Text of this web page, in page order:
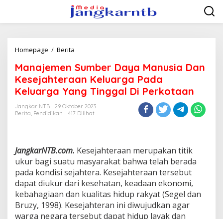
konten
Homepage / Berita
Daya
Manusia
Dan
Kesejahteraan
Keluarga
Pada
Di
Perkotaan
Manajemen Sumber Daya Manusia Dan
Kesejahteraan Keluarga Pada
Keluarga Yang Tinggal Di Perkotaan
Jangkar NTB
29 Oktober 2023
Berita, Pendidikan 417 Dilihat
JangkarNTB.com. Kesejahteraan merupakan titik
ukur bagi suatu masyarakat bahwa telah berada
pada kondisi sejahtera. Kesejahteraan tersebut
dapat diukur dari kesehatan, keadaan ekonomi,
kebahagiaan dan kualitas hidup rakyat (Segel dan
Bruzy, 1998). Kesejahteran ini diwujudkan agar
warga negara tersebut dapat hidup layak dan